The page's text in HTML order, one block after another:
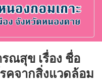
ณสุข เรื่อง ชื่อ
คจากสิ่งแวดล้อม